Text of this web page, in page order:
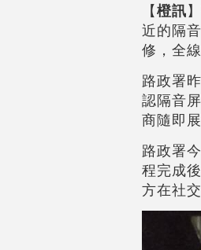
【橙訊
近的隔
修，全線
路政署
認隔音
商隨即
路政署
程完成
方在社